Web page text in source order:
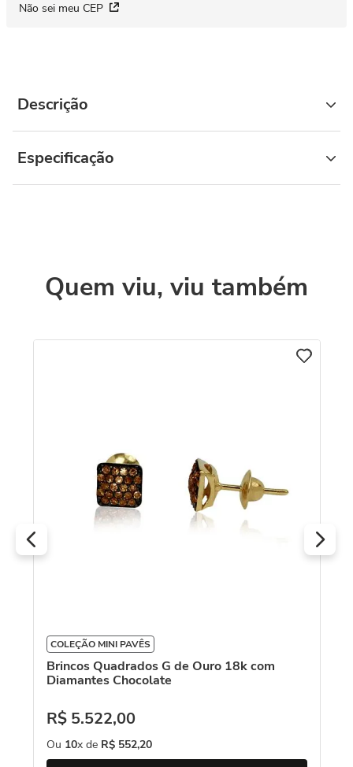
Não sei meu CEP
Descrição
Especificação
Quem viu, viu também
COLEÇÃO MINI PAVÊS
Brincos Quadrados G de Ouro 18k com
Diamantes Chocolate
R$ 5.522,00
Ou 10x de R$ 552,20